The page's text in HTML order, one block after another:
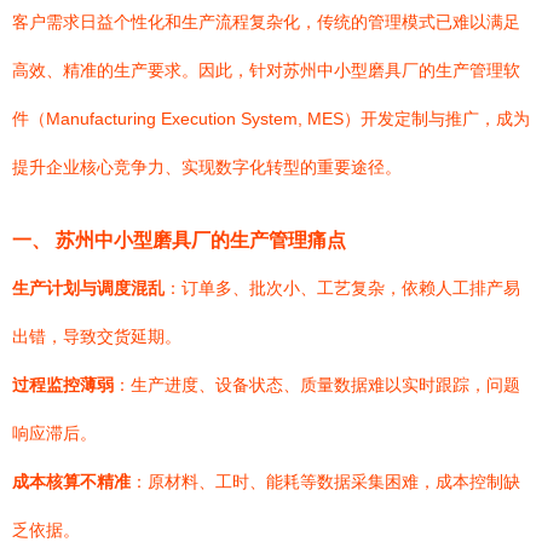
客户需求日益个性化和生产流程复杂化，传统的管理模式已难以满足
高效、精准的生产要求。因此，针对苏州中小型磨具厂的生产管理软
件（Manufacturing Execution System, MES）开发定制与推广，成为
提升企业核心竞争力、实现数字化转型的重要途径。
一、 苏州中小型磨具厂的生产管理痛点
生产计划与调度混乱 ：订单多、批次小、工艺复杂，依赖人工排产易
出错，导致交货延期。
过程监控薄弱 ：生产进度、设备状态、质量数据难以实时跟踪，问题
响应滞后。
成本核算不精准 ：原材料、工时、能耗等数据采集困难，成本控制缺
乏依据。